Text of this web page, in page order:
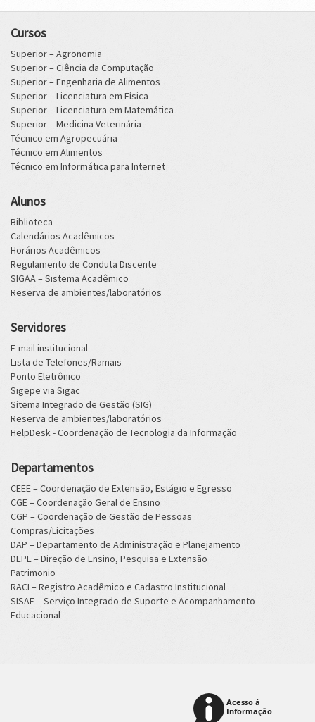
Cursos
Superior – Agronomia
Superior – Ciência da Computação
Superior – Engenharia de Alimentos
Superior – Licenciatura em Física
Superior – Licenciatura em Matemática
Superior – Medicina Veterinária
Técnico em Agropecuária
Técnico em Alimentos
Técnico em Informática para Internet
Alunos
Biblioteca
Calendários Acadêmicos
Horários Acadêmicos
Regulamento de Conduta Discente
SIGAA – Sistema Acadêmico
Reserva de ambientes/laboratórios
Servidores
E-mail institucional
Lista de Telefones/Ramais
Ponto Eletrônico
Sigepe via Sigac
Sitema Integrado de Gestão (SIG)
Reserva de ambientes/laboratórios
HelpDesk - Coordenação de Tecnologia da Informação
Departamentos
CEEE – Coordenação de Extensão, Estágio e Egresso
CGE – Coordenação Geral de Ensino
CGP – Coordenação de Gestão de Pessoas
Compras/Licitações
DAP – Departamento de Administração e Planejamento
DEPE – Direção de Ensino, Pesquisa e Extensão
Patrimonio
RACI – Registro Acadêmico e Cadastro Institucional
SISAE – Serviço Integrado de Suporte e Acompanhamento
Educacional